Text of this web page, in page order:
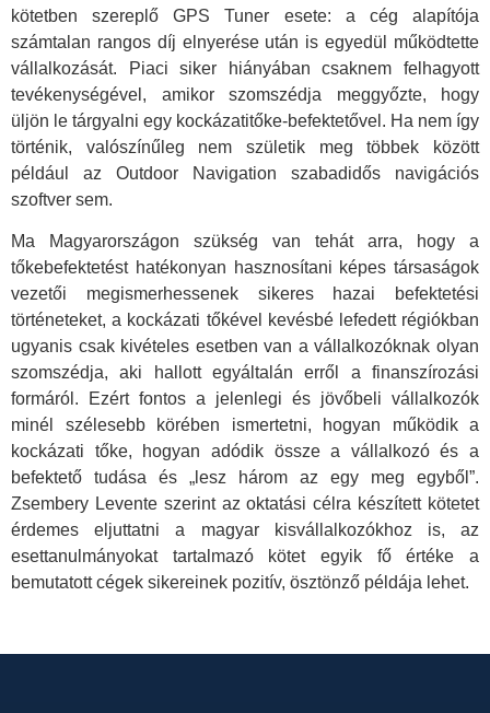
kötetben szereplő GPS Tuner esete: a cég alapítója
számtalan rangos díj elnyerése után is egyedül működtette
vállalkozását. Piaci siker hiányában csaknem felhagyott
tevékenységével, amikor szomszédja meggyőzte, hogy
üljön le tárgyalni egy kockázatitőke-befektetővel. Ha nem így
történik, valószínűleg nem születik meg többek között
például az Outdoor Navigation szabadidős navigációs
szoftver sem.
Ma Magyarországon szükség van tehát arra, hogy a
tőkebefektetést hatékonyan hasznosítani képes társaságok
vezetői megismerhessenek sikeres hazai befektetési
történeteket, a kockázati tőkével kevésbé lefedett régiókban
ugyanis csak kivételes esetben van a vállalkozóknak olyan
szomszédja, aki hallott egyáltalán erről a finanszírozási
formáról. Ezért fontos a jelenlegi és jövőbeli vállalkozók
minél szélesebb körében ismertetni, hogyan működik a
kockázati tőke, hogyan adódik össze a vállalkozó és a
befektető tudása és „lesz három az egy meg egyből”.
Zsembery Levente szerint az oktatási célra készített kötetet
érdemes eljuttatni a magyar kisvállalkozókhoz is, az
esettanulmányokat tartalmazó kötet egyik fő értéke a
bemutatott cégek sikereinek pozitív, ösztönző példája lehet.